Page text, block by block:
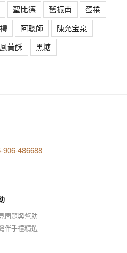
聖比德 舊振南
蛋捲
阿聰師
陳允宝泉
鳳黃酥 黑糖
906-486688
問題與幫助
伴手禮精選